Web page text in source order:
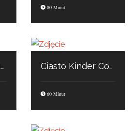
80 Minut
Ciasto Kinder Bueno Ciasto Kinder Country
60 Minut